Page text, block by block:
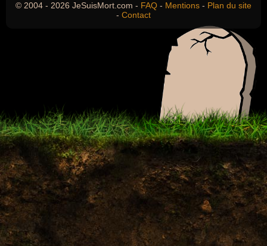
© 2004 - 2026 JeSuisMort.com - FAQ - Mentions - Plan du site
- Contact